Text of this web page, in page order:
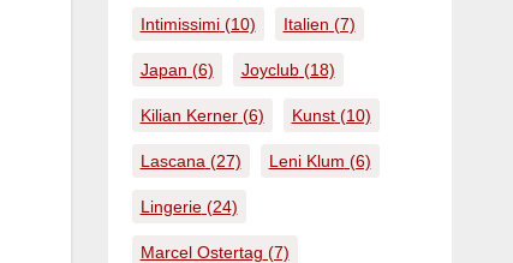
Intimissimi(10) Italien (7)
Japan (6) Joyclub(18)
Kilian Kerner(6) Kunst(10)
Lascana (27) Leni Klum (6)
Lingerie(24)
Marcel Ostertag (7)